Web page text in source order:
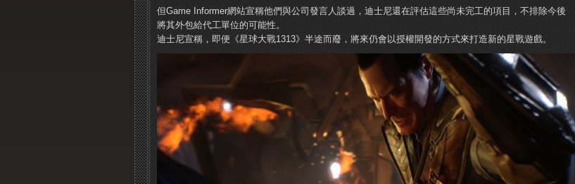
但Game Informer網站宣稱他們與公司發言人談過，迪士尼還在評估這些尚未完工的項目，不排除今後
將其外包給代工單位的可能性。
迪士尼宣稱，即便《星球大戰1313》半途而廢，將來仍會以授權開發的方式來打造新的星戰遊戲。